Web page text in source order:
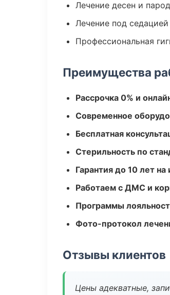
Лечение десен и
Лечение под седацией
Профессиональная
Преимущества
Рассрочка 0% и
Современное
Бесплатная
Стерильность по
Гарантия до 10 лет
Работаем с ДМС и
Программы
Фото-протокол
Отзывы клиентов
Цены адекватные,